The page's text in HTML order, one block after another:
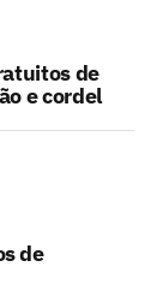
de
e cordel
de